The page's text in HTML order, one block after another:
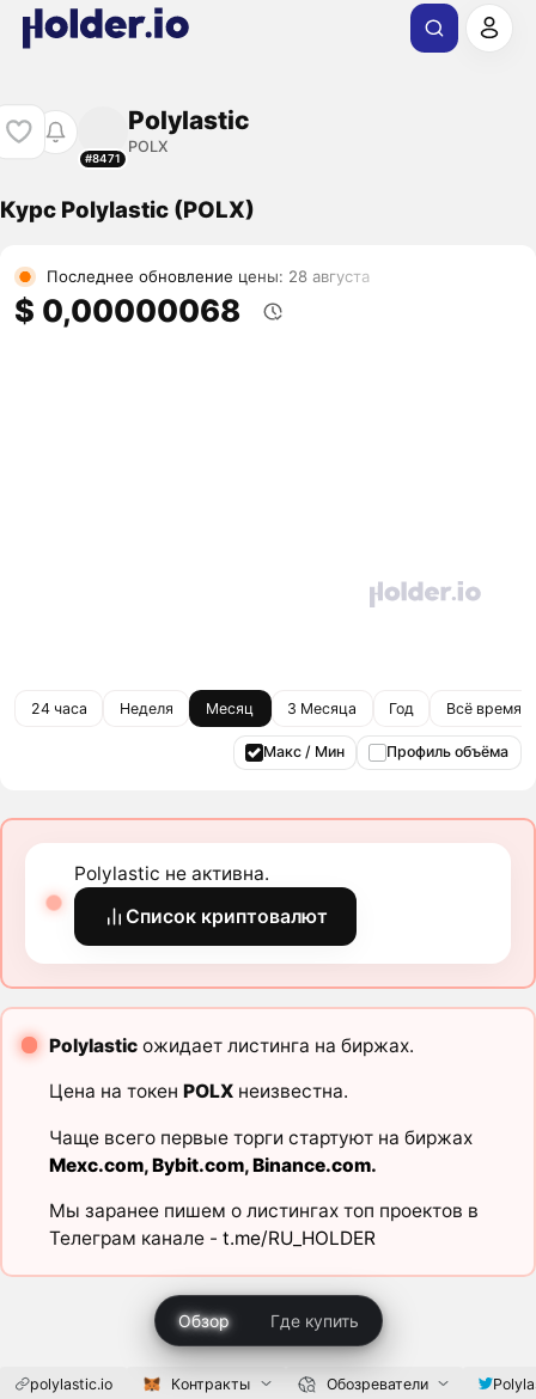
#8471
Polylastic
POLX
Курс Polylastic (POLX)
Последнее обновление цены: 28 августа
$ 0,00000068
24 часа Неделя Месяц 3 Месяца Год Всё время
Макс / Мин Профиль объёма
Polylastic не активна.
Список криптовалют
Polylasticожидает листинга на биржах.
Цена на токен POLXнеизвестна.
Чаще всего первые торги стартуют на биржах
Mexc.com,Bybit.com,Binance.com.
Мы заранее пишем о листингах топ проектов в
Телеграм канале - t.me/RU_HOLDER
Обзор Где купить
polylastic.io Контракты Обозреватели